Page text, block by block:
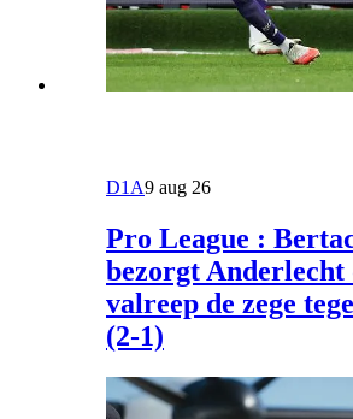
D1A9 aug 26
Pro League :
bezorgt Anderlecht
valreep de zege
(2-1)